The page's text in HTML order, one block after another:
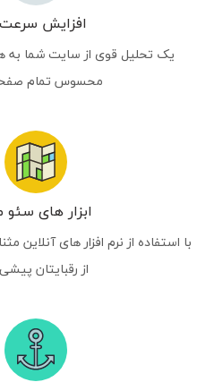
افزایش
یک تحلیل قوی از سایت شما به
محسوس تمام
ابزار های سئو
با استفاده از نرم افزار های آنلاین
از رقبایتان